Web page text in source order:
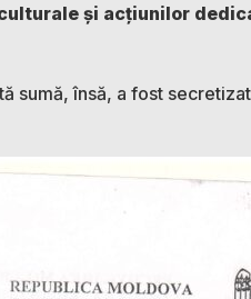
și acțiunilor
sumă, însă, a fost